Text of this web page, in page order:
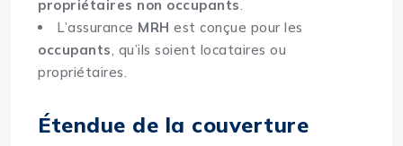
propriétaires non occupants.
L’assurance MRH est conçue pour les
occupants, qu’ils soient locataires ou
propriétaires.
Étendue de la couverture